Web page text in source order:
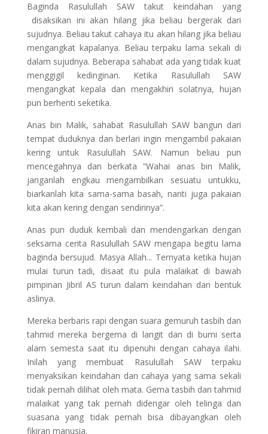
Baginda Rasulullah SAW takut keindahan yang
disaksikan ini akan hilang jika beliau bergerak dari
sujudnya. Beliau takut cahaya itu akan hilang jika beliau
mengangkat kapalanya. Beliau terpaku lama sekali di
dalam sujudnya. Beberapa sahabat ada yang tidak kuat
menggigil kedinginan. Ketika Rasulullah SAW
mengangkat kepala dan mengakhiri solatnya, hujan
pun berhenti seketika.
Anas bin Malik, sahabat Rasulullah SAW bangun dari
tempat duduknya dan berlari ingin mengambil pakaian
kering untuk Rasulullah SAW. Namun beliau pun
mencegahnya dan berkata “Wahai anas bin Malik,
janganlah engkau mengambilkan sesuatu untukku,
biarkanlah kita sama-sama basah, nanti juga pakaian
kita akan kering dengan sendirinya”.
Anas pun duduk kembali dan mendengarkan dengan
seksama cerita Rasulullah SAW mengapa begitu lama
baginda bersujud. Masya Allah... Ternyata ketika hujan
mulai turun tadi, disaat itu pula malaikat di bawah
pimpinan Jibril AS turun dalam keindahan dan bentuk
aslinya.
Mereka berbaris rapi dengan suara gemuruh tasbih dan
tahmid mereka bergema di langit dan di bumi serta
alam semesta saat itu dipenuhi dengan cahaya ilahi.
Inilah yang membuat Rasulullah SAW terpaku
menyaksikan keindahan dan cahaya yang sama sekali
tidak pernah dilihat oleh mata. Gema tasbih dan tahmid
malaikat yang tak pernah didengar oleh telinga dan
suasana yang tidak pernah bisa dibayangkan oleh
fikiran manusia.